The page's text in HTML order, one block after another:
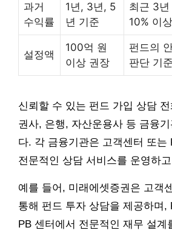
과거
수익률
1년, 3년, 5
년 기준
최근 3년
10% 이
설정액
100억 원
이상 권장
펀드의
판단 기준
신뢰할 수 있는 펀드 가입 상담
권사, 은행, 자산운용사 등 금융기
다. 각 금융기관은 고객센터 또는
전문적인 상담 서비스를 운영하
예를 들어, 미래에셋증권은 고객
통해 펀드 투자 상담을 제공하며,
PB 센터에서 전문적인 재무 설계